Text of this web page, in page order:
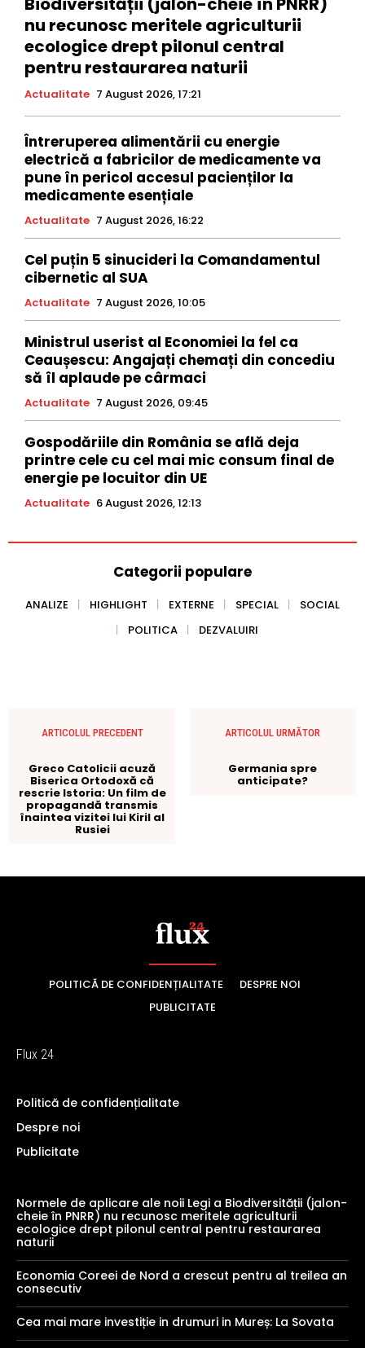
POLITICĂ DE CONFIDENȚIALITATE
DESPRE NOI
PUBLICITATE
Flux 24
Politică de confidențialitate
Despre noi
Publicitate
Normele de aplicare ale noii Legi a Biodiversității (jalon-
cheie în PNRR) nu recunosc meritele agriculturii
ecologice drept pilonul central pentru restaurarea
naturii
Economia Coreei de Nord a crescut pentru al treilea an
consecutiv
Cea mai mare investiție in drumuri in Mureș: La Sovata